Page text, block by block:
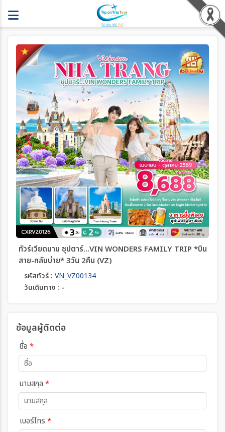
ทัวร์เวียดนาม ซุปตาร์...VIN WONDERS FAMILY TRIP *บิน
สาย-กลับบ่าย* 3วัน 2คืน (VZ)
รหัสทัวร์ : VN_VZ00134
วันเดินทาง : -
ข้อมูลผู้ติดต่อ
ชื่อ *
นามสกุล *
เบอร์โทร *